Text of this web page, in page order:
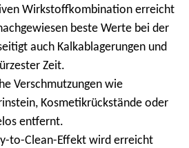
Wirkstoffkombination erreicht
beste Werte bei der
auch Kalkablagerungen und
Zeit.
Verschmutzungen wie
Kosmetikrückstände oder
entfernt.
to-Clean-Effekt wird erreicht